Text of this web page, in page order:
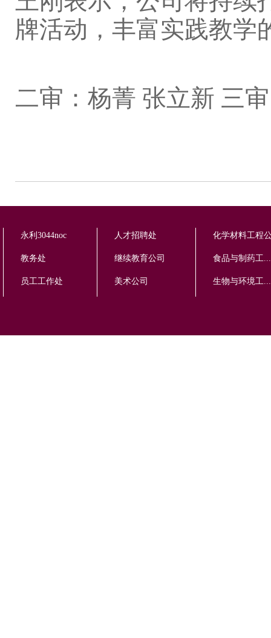
牌活动，丰富实践教学
二审：杨菁 张立新 三
永利3044noc
教务处
员工工作处
人才招聘处
继续教育公司
美术公司
化学材料工程
食品与制药工...
生物与环境工...